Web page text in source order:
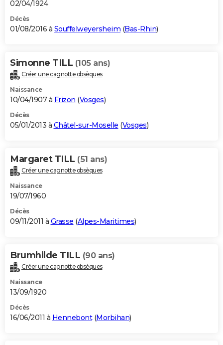
02/04/1924
Décès
01/08/2016 à Souffelweyersheim (Bas-Rhin)
Simonne TILL (105 ans)
Créer une cagnotte obsèques
Naissance
10/04/1907 à Frizon (Vosges)
Décès
05/01/2013 à Châtel-sur-Moselle (Vosges)
Margaret TILL (51 ans)
Créer une cagnotte obsèques
Naissance
19/07/1960
Décès
09/11/2011 à Grasse (Alpes-Maritimes)
Brumhilde TILL (90 ans)
Créer une cagnotte obsèques
Naissance
13/09/1920
Décès
16/06/2011 à Hennebont(Morbihan)